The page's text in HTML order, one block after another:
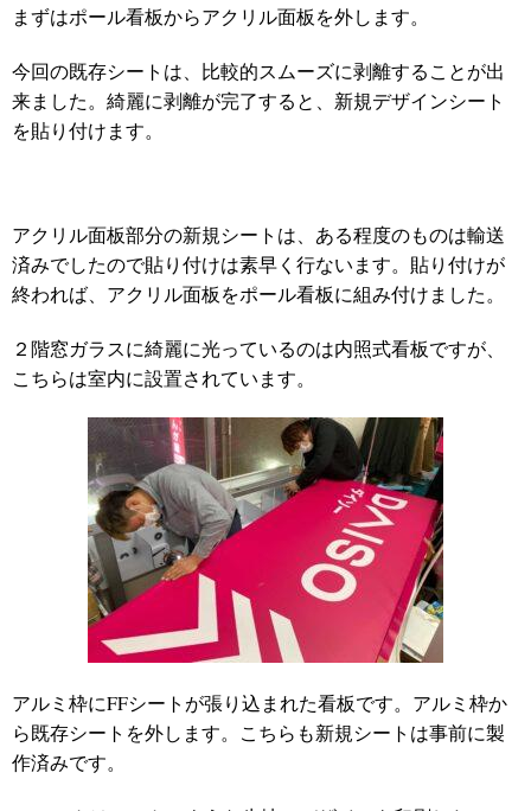
まずはポール看板からアクリル面板を外します。
今回の既存シートは、比較的スムーズに剥離することが出
来ました。綺麗に剥離が完了すると、新規デザインシート
を貼り付けます。
アクリル面板部分の新規シートは、ある程度のものは輸送
済みでしたので貼り付けは素早く行ないます。貼り付けが
終われば、アクリル面板をポール看板に組み付けました。
２階窓ガラスに綺麗に光っているのは内照式看板ですが、
こちらは室内に設置されています。
アルミ枠にFFシートが張り込まれた看板です。アルミ枠か
ら既存シートを外します。こちらも新規シートは事前に製
作済みです。